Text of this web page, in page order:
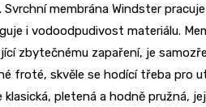
membrána Windster
i vodoodpudivost materiálu.
zbytečnému zapaření, je
froté, skvěle se hodící třeba pro
pletená a hodně pružná,